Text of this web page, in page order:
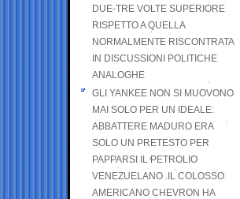
DUE-TRE VOLTE SUPERIORE
RISPETTO A QUELLA
NORMALMENTE RISCONTRATA
IN DISCUSSIONI POLITICHE
ANALOGHE
GLI YANKEE NON SI MUOVONO
MAI SOLO PER UN IDEALE:
ABBATTERE MADURO ERA
SOLO UN PRETESTO PER
PAPPARSI IL PETROLIO
VENEZUELANO .IL COLOSSO
AMERICANO CHEVRON HA